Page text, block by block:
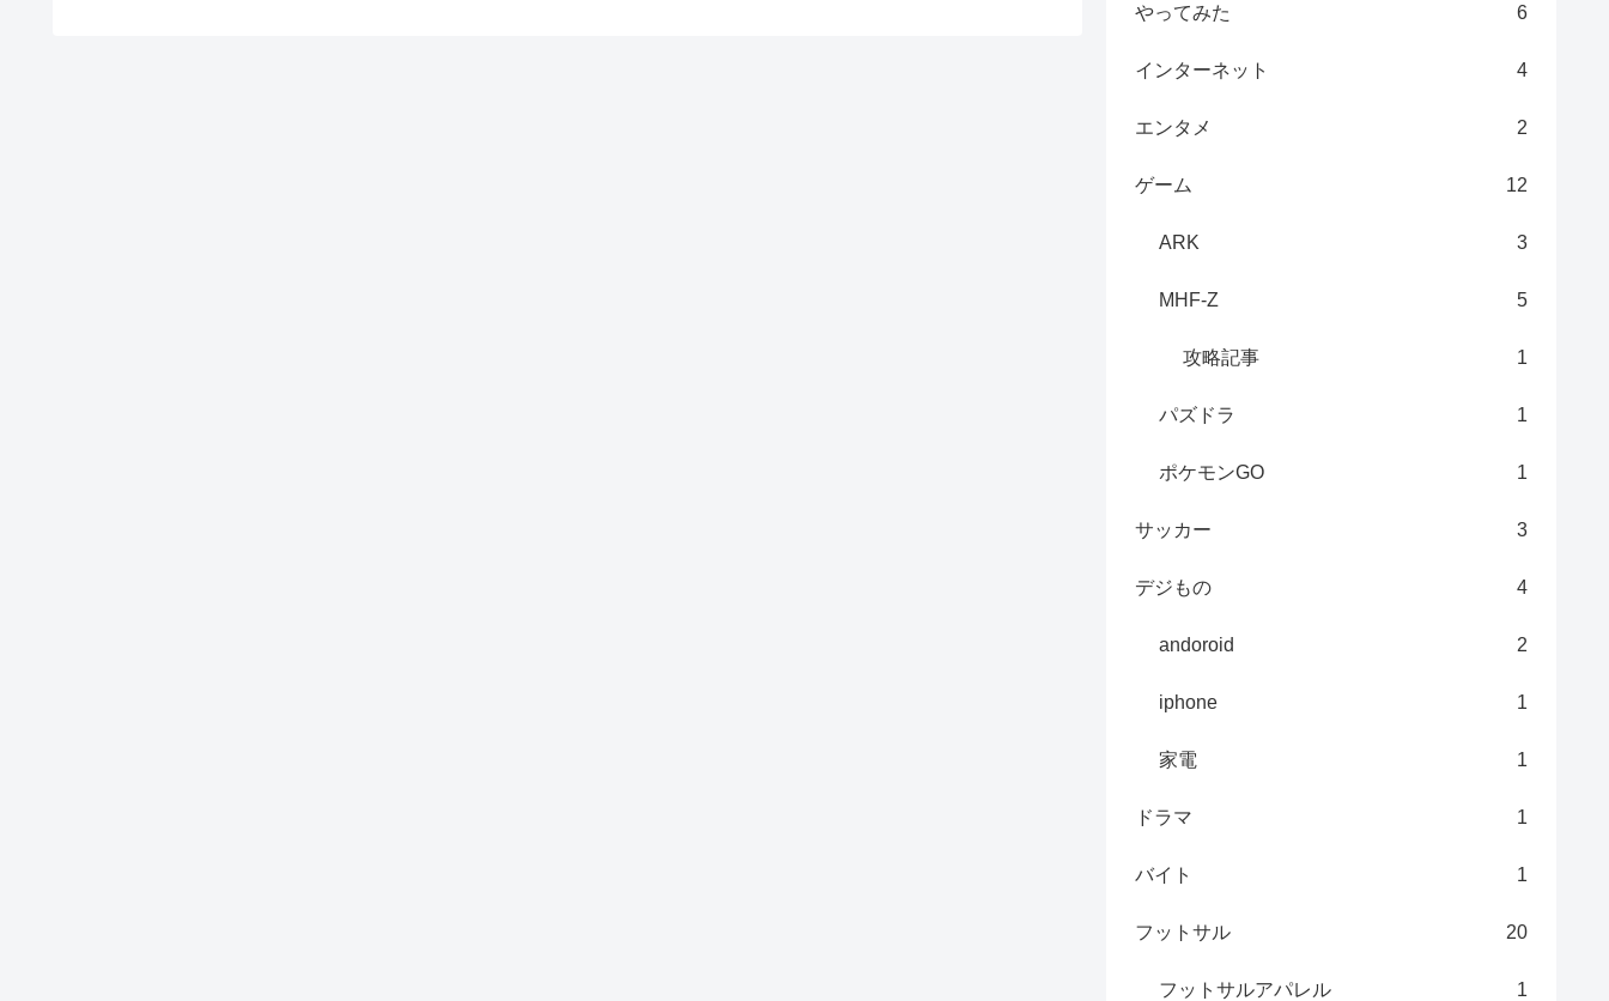
やってみた 6
インターネット 4
エンタメ 2
ゲーム 12
ARK 3
MHF-Z 5
攻略記事 1
パズドラ 1
ポケモンGO 1
サッカー 3
デジもの 4
andoroid 2
iphone 1
家電 1
ドラマ 1
バイト 1
フットサル 20
フットサルアパレル 1